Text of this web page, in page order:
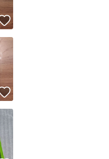
績について
ーザーにバッジを付与しています
をクリアした安心・安全なユーザーです
をコピーします
いいね！